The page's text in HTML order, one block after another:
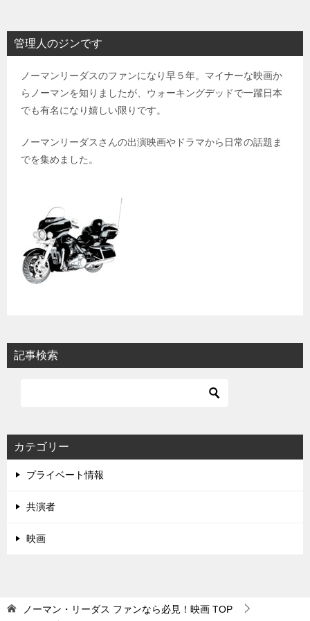
管理人のジンです
ノーマンリーダスのファンになり早５年。マイナーな映画か
らノーマンを知りましたが、ウォーキングデッドで一躍日本
でも有名になり嬉しい限りです。
ノーマンリーダスさんの出演映画やドラマから日常の話題ま
でを集めました。
記事検索
カテゴリー
プライベート情報
共演者
映画
ノーマン・リーダス ファンなら必見！映画 TOP